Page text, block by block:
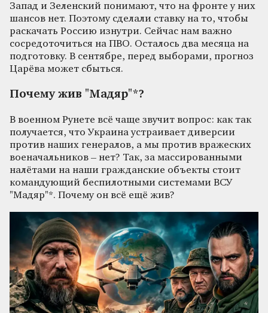
Запад и Зеленский понимают, что на фронте у них
шансов нет. Поэтому сделали ставку на то, чтобы
раскачать Россию изнутри. Сейчас нам важно
сосредоточиться на ПВО. Осталось два месяца на
подготовку. В сентябре, перед выборами, прогноз
Царёва может сбыться.
Почему жив "Мадяр"*?
В военном Рунете всё чаще звучит вопрос: как так
получается, что Украина устраивает диверсии
против наших генералов, а мы против вражеских
военачальников – нет? Так, за массированными
налётами на наши гражданские объекты стоит
командующий беспилотными системами ВСУ
"Мадяр"*. Почему он всё ещё жив?